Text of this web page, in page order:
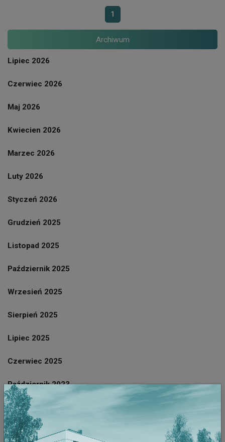
1
Archiwum
Lipiec 2026
Czerwiec 2026
Maj 2026
Kwiecien 2026
Marzec 2026
Luty 2026
Styczeń 2026
Grudzień 2025
Listopad 2025
Październik 2025
Wrzesień 2025
Sierpień 2025
Lipiec 2025
Czerwiec 2025
Październik 2023
Wrzesień 2023
Sierpień 2023